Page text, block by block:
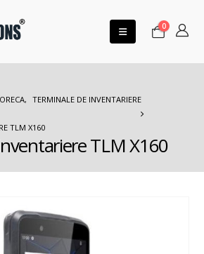
0
, TERMINALE DE INVENTARIERE
TLM X160
TLM X160